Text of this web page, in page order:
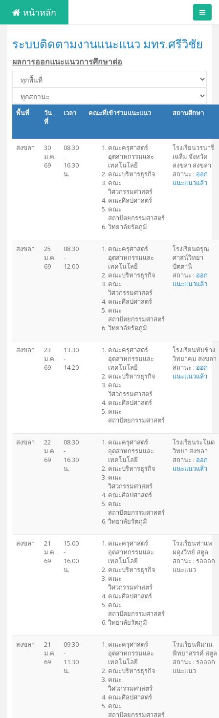
หน้าหลัก
ระบบติดตามงานแนะแนว มทร.ศรีวิชัย
ผลการออกแนะแนวการศึกษาต่อ
พื้นที่
วัน
ที่
เวลา คณะที่เข้าร่วมแนะแนว สถานศึกษา
สงขลา
30
ม.ค.
69
08.30
-
16.30
น.
คณะครุศาสตร์
อุตสาหกรรมและ
เทคโนโลยี
คณะบริหารธุรกิจ
คณะ
วิศวกรรมศาสตร์
คณะศิลปศาสตร์
คณะ
สถาปัตยกรรมศาสตร์
วิทยาลัยรัตภูมิ
โรงเรียนวรนารี
เฉลิม จังหวัด
สงขลา สงขลา
สถานะ : ออก
แนะแนวแล้ว
สงขลา
25
ม.ค.
69
08.30
-
12.00
คณะครุศาสตร์
อุตสาหกรรมและ
เทคโนโลยี
คณะบริหารธุรกิจ
คณะ
วิศวกรรมศาสตร์
คณะศิลปศาสตร์
คณะ
สถาปัตยกรรมศาสตร์
วิทยาลัยรัตภูมิ
โรงเรียนดรุณ
ศาสน์วิทยา
ปัตตานี
สถานะ : ออก
แนะแนวแล้ว
สงขลา
23
ม.ค.
69
13.30
-
14.20
คณะครุศาสตร์
อุตสาหกรรมและ
เทคโนโลยี
คณะบริหารธุรกิจ
คณะ
วิศวกรรมศาสตร์
คณะศิลปศาสตร์
คณะ
สถาปัตยกรรมศาสตร์
โรงเรียนทับช้าง
วิทยาคม สงขลา
สถานะ : ออก
แนะแนวแล้ว
สงขลา
22
ม.ค.
69
08.30
-
16.30
น.
คณะครุศาสตร์
อุตสาหกรรมและ
เทคโนโลยี
คณะบริหารธุรกิจ
คณะ
วิศวกรรมศาสตร์
คณะศิลปศาสตร์
คณะ
สถาปัตยกรรมศาสตร์
วิทยาลัยรัตภูมิ
โรงเรียนระโนด
วิทยา สงขลา
สถานะ : ออก
แนะแนวแล้ว
สงขลา
21
ม.ค.
69
15.00
-
16.00
น.
คณะครุศาสตร์
อุตสาหกรรมและ
เทคโนโลยี
คณะบริหารธุรกิจ
คณะ
วิศวกรรมศาสตร์
คณะศิลปศาสตร์
คณะ
สถาปัตยกรรมศาสตร์
วิทยาลัยรัตภูมิ
โรงเรียนท่าแพ
ผดุงวิทย์ สตูล
สถานะ : รอออก
แนะแนว
สงขลา
21
ม.ค.
69
09.30
-
11.30
น.
คณะครุศาสตร์
อุตสาหกรรมและ
เทคโนโลยี
คณะบริหารธุรกิจ
คณะ
วิศวกรรมศาสตร์
คณะศิลปศาสตร์
คณะ
สถาปัตยกรรมศาสตร์
โรงเรียนพิมาน
พิทยาสรรค์ สตูล
สถานะ : รอออก
แนะแนว